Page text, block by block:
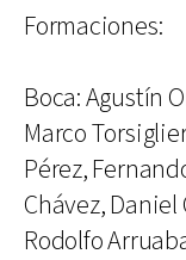
Formaciones:
Boca: Agustín
Marco
Pérez,
Chávez, Daniel
Rodolfo